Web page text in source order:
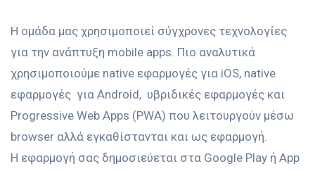
Η ομάδα μας χρησιμοποιεί σύγχρονες τεχνολογίες
για την ανάπτυξη mobile apps. Πιο αναλυτικά
χρησιμοποιούμε native εφαρμογές για iOS, native
εφαρμογές για Android, υβριδικές εφαρμογές και
Progressive Web Apps (PWA) που λειτουργούν μέσω
browser αλλά εγκαθίστανται και ως εφαρμογή.
Η εφαρμογή σας δημοσιεύεται στα Google Play ή App